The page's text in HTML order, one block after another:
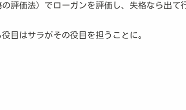
評価法）でローガンを評価し、失格なら出て
目はサラがその役目を担うことに。